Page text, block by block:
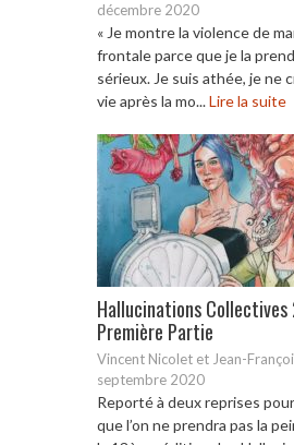
décembre 2020
« Je montre la violence de
frontale parce que je la
sérieux. Je suis athée, je ne
vie après la mo...Lire la suite
Hallucinations
Première Partie
Vincent Nicolet et Jean-
septembre 2020
Reporté à deux reprises
que l’on ne prendra pas la